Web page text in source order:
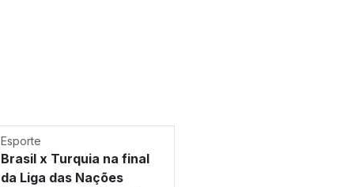
Esporte
Brasil x Turquia na final
da Liga das Nações